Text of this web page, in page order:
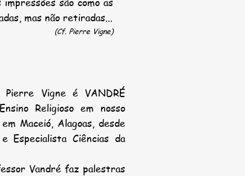
mas não retiradas...
(Cf. Pierre Vigne)
Vigne é VANDRÉ
Religioso em nosso
Maceió, Alagoas, desde
Especialista Ciências da
Vandré faz palestras